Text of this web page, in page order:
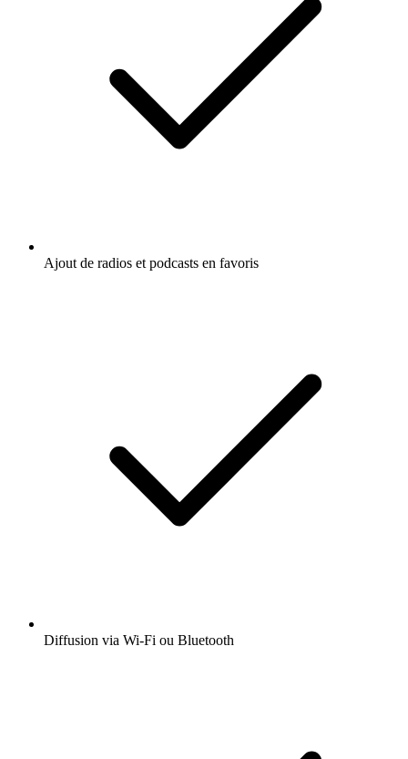
Ajout de radios et podcasts en favoris
Diffusion via Wi-Fi ou Bluetooth